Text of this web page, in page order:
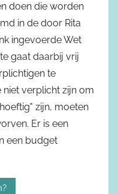
doen die worden
in de door Rita
ingevoerde Wet
gaat daarbij vrij
te
niet verplicht zijn om
zijn, moeten
Er is een
een budget